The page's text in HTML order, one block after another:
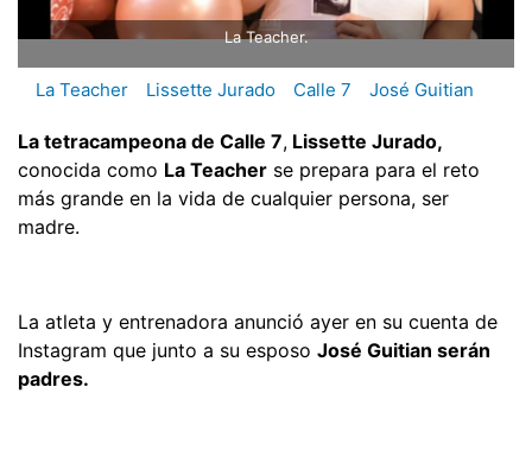
La Teacher.
La Teacher Lissette Jurado Calle 7 José Guitian
La tetracampeona de Calle 7, Lissette Jurado,
conocida como La Teacher se prepara para el reto
más grande en la vida de cualquier persona, ser
madre.
La atleta y entrenadora anunció ayer en su cuenta de
Instagram que junto a su esposo José Guitian serán
padres.